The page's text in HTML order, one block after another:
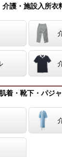
介護・施設入所衣
着・靴下・パジ